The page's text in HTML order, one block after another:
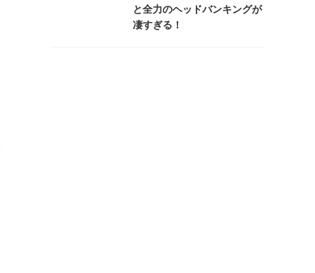
と全力のヘッドバンキングが
凄すぎる！